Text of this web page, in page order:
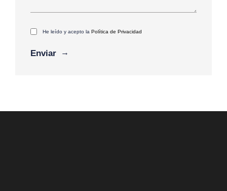
He leído y acepto la Política de Privacidad